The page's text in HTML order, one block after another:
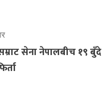
सेना नेपालबीच १९ बुँदे